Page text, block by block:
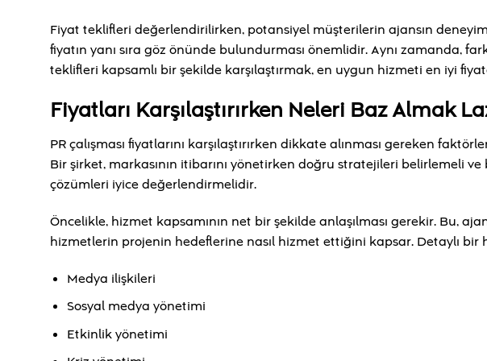
Fiyat teklifleri değerlendirilirken, potansiyel müşterilerin ajansın
fiyatın yanı sıra göz önünde bulundurması önemlidir. Aynı zamanda,
teklifleri kapsamlı bir şekilde karşılaştırmak, en uygun hizmeti en iyi
Fiyatları Karşılaştırırken Neleri Baz Almak
PR çalışması fiyatlarını karşılaştırırken dikkate alınması gereken
Bir şirket, markasının itibarını yönetirken doğru stratejileri belirlemeli
çözümleri iyice değerlendirmelidir.
Öncelikle, hizmet kapsamının net bir şekilde anlaşılması gerekir. Bu,
hizmetlerin projenin hedeflerine nasıl hizmet ettiğini kapsar. Detaylı bir
Medya ilişkileri
Sosyal medya yönetimi
Etkinlik yönetimi